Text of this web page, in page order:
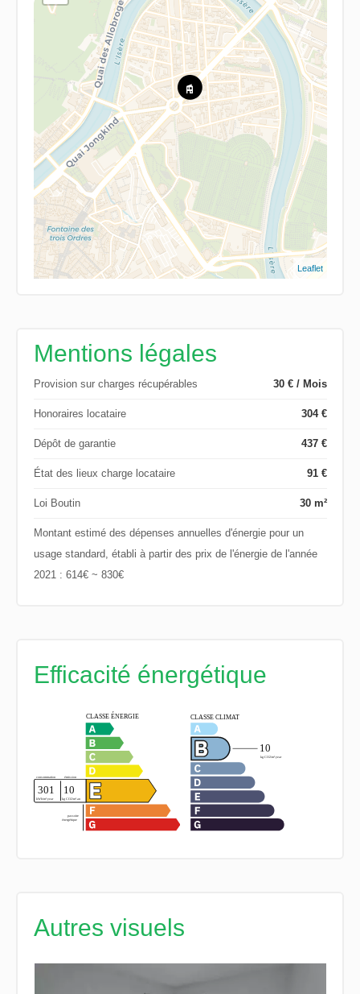
Leaflet
Mentions légales
Provision sur charges récupérables 30 € / Mois
Honoraires locataire 304 €
Dépôt de garantie 437 €
État des lieux charge locataire 91 €
Loi Boutin 30 m²
Montant estimé des dépenses annuelles d'énergie pour un
usage standard, établi à partir des prix de l'énergie de l'année
2021 : 614€ ~ 830€
Efficacité énergétique
Autres visuels